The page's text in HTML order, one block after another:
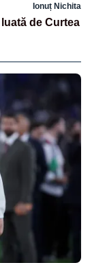
Ionuț Nichita
de Curtea